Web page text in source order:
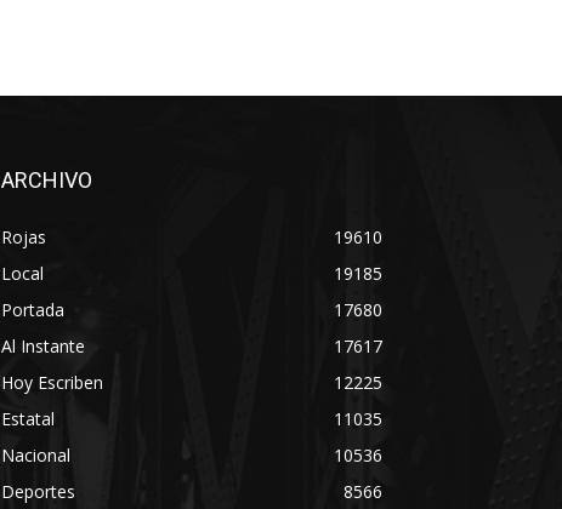
ARCHIVO
Rojas
19610
Local
19185
Portada
17680
Al Instante
17617
Hoy Escriben
12225
Estatal
11035
Nacional
10536
Deportes
8566